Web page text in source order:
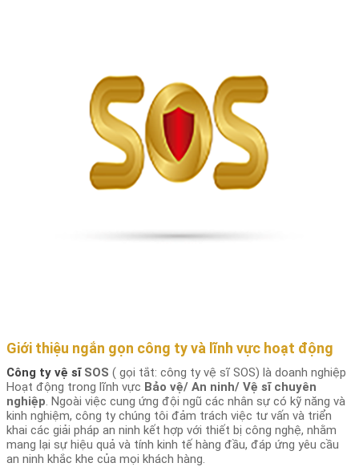
Giới thiệu ngắn gọn công ty và lĩnh vực hoạt động
Công ty vệ sĩSOS ( gọi tắt: công ty vệ sĩ SOS) là doanh nghiệp
Hoạt động trong lĩnh vực Bảo vệ/ An ninh/ Vệ sĩchuyên
nghiệp. Ngoài việc cung ứng đội ngũ các nhân sự có kỹ năng và
kinh nghiệm, công ty chúng tôi đảm trách việc tư vấn và triển
khai các giải pháp an ninh kết hợp với thiết bị công nghệ, nhằm
mang lại sự hiệu quả và tính kinh tế hàng đầu, đáp ứng yêu cầu
an ninh khắc khe của mọi khách hàng.